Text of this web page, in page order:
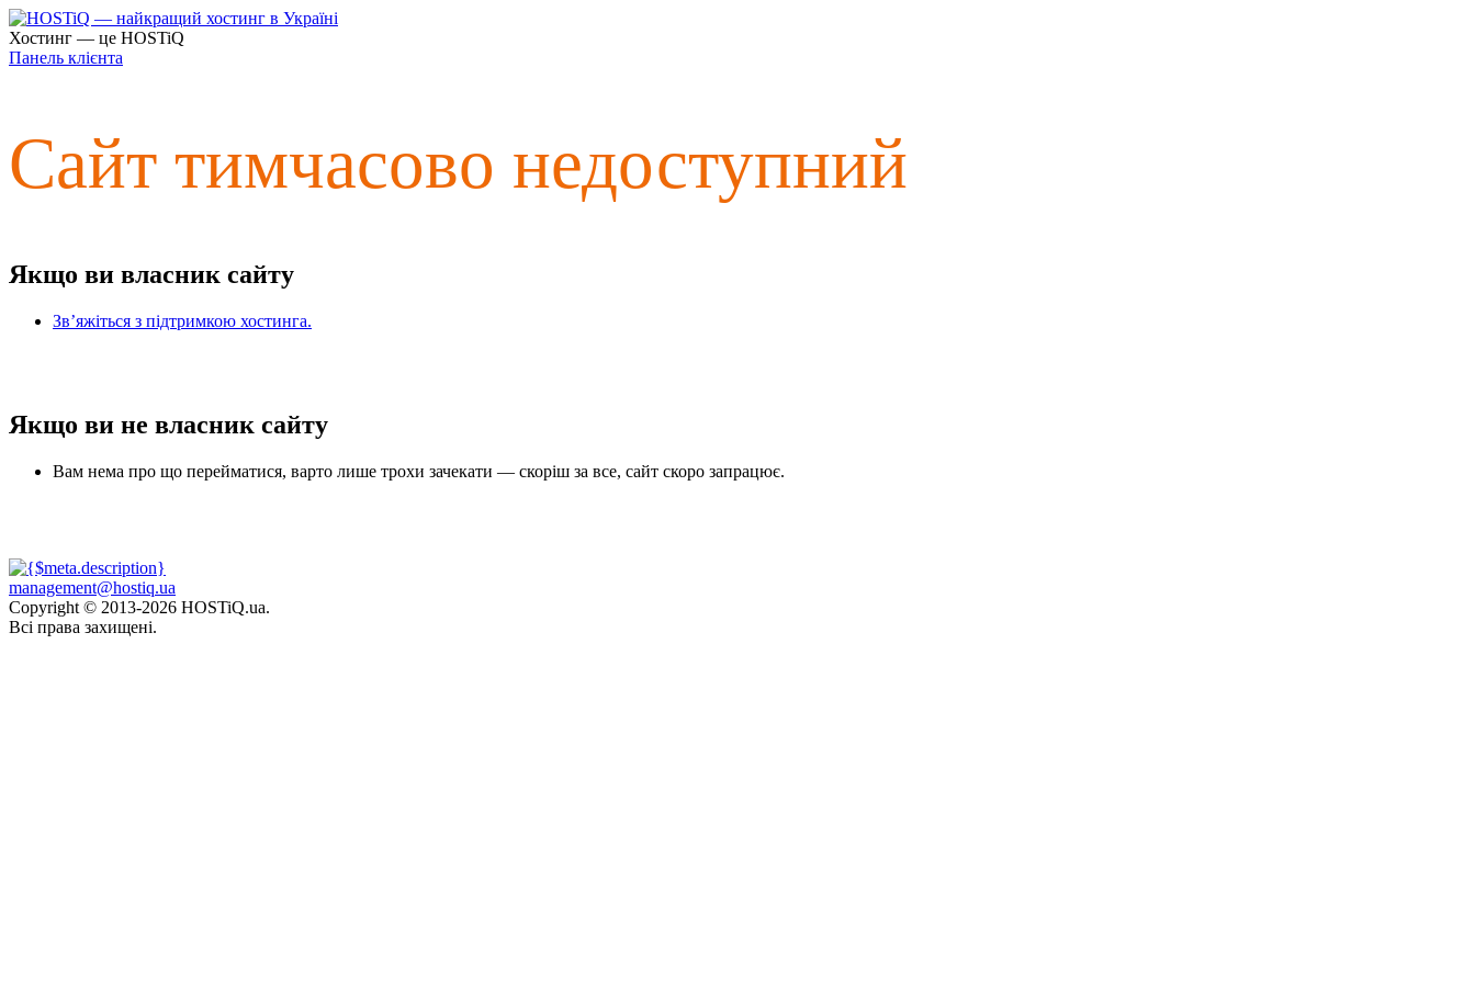
Хостинг — це HOSTiQ
Панель клієнта
Сайт тимчасово недоступний
Якщо ви власник сайту
Зв’яжіться з підтримкою хостинга.
Якщо ви не власник сайту
Вам нема про що перейматися, варто лише трохи зачекати — скоріш за все, сайт скоро запрацює.
management@hostiq.ua
Copyright © 2013-2026 HOSTiQ.ua.
Всі права захищені.